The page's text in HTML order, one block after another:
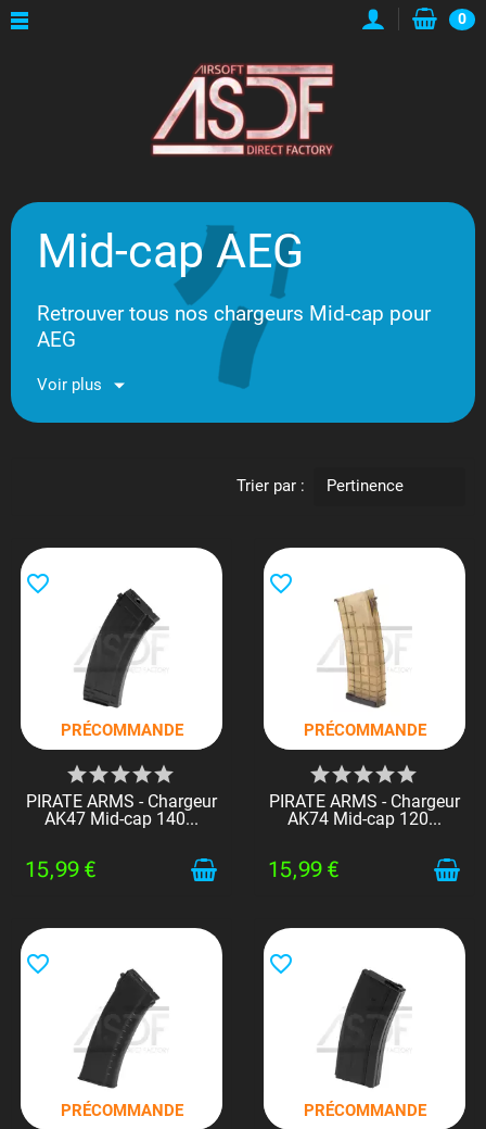
0
Mid-cap AEG
Retrouver tous nos chargeurs Mid-cap pour
AEG
Voir plus
Trier par : Pertinence
PRÉCOMMANDE
favorite_border
PIRATE ARMS - Chargeur
AK47 Mid-cap 140...
15,99 €
PRÉCOMMANDE
favorite_border
PIRATE ARMS - Chargeur
AK74 Mid-cap 120...
15,99 €
PRÉCOMMANDE
favorite_border
PRÉCOMMANDE
favorite_border